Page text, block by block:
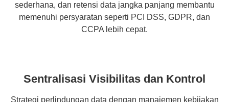
sederhana, dan retensi data jangka panjang membantu
memenuhi persyaratan seperti PCI DSS, GDPR, dan
CCPA lebih cepat.
Sentralisasi Visibilitas dan Kontrol
Strategi perlindungan data dengan manajemen kebijakan